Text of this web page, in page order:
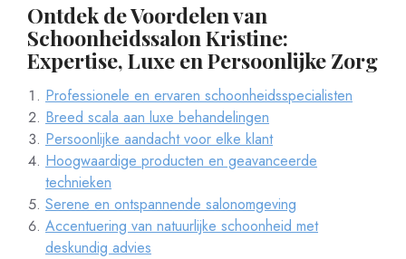
Ontdek de Voordelen van
Schoonheidssalon Kristine:
Expertise, Luxe en Persoonlijke Zorg
Professionele en ervaren schoonheidsspecialisten
Breed scala aan luxe behandelingen
Persoonlijke aandacht voor elke klant
Hoogwaardige producten en geavanceerde
technieken
Serene en ontspannende salonomgeving
Accentuering van natuurlijke schoonheid met
deskundig advies